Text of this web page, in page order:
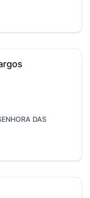
DAS